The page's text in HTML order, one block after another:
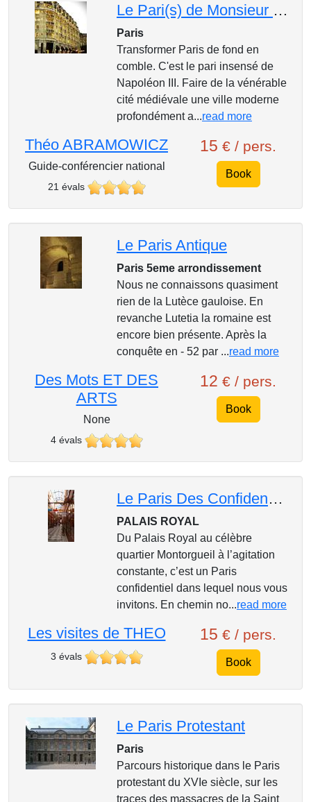
Le Pari(s) de Monsieur Haussmann
Paris
Transformer Paris de fond en
comble. C'est le pari insensé de
Napoléon III. Faire de la vénérable
cité médiévale une ville moderne
profondément a...read more
Théo ABRAMOWICZ
Guide-conférencier national
21 évals
15 € / pers.
Book
Le Paris Antique
Paris 5eme arrondissement
Nous ne connaissons quasiment
rien de la Lutèce gauloise. En
revanche Lutetia la romaine est
encore bien présente. Après la
conquête en - 52 par ...read more
Des Mots ET DES
ARTS
None
4 évals
12 € / pers.
Book
Le Paris Des Confidences
PALAIS ROYAL
Du Palais Royal au célèbre
quartier Montorgueil à l’agitation
constante, c’est un Paris
confidentiel dans lequel nous vous
invitons. En chemin no...read more
Les visites de THEO
3 évals
15 € / pers.
Book
Le Paris Protestant
Paris
Parcours historique dans le Paris
protestant du XVIe siècle, sur les
traces des massacres de la Saint